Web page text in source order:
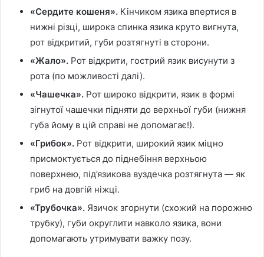
«Сердите кошеня». Кінчиком язика впертися в
нижні різці, широка спинка язика круто вигнута,
рот відкритий, губи розтягнуті в сторони.
«Жало». Рот відкрити, гострий язик висунути з
рота (по можливості далі).
«Чашечка». Рот широко відкрити, язик в формі
зігнутої чашечки підняти до верхньої губи (нижня
губа йому в цій справі не допомагає!).
«Грибок». Рот відкрити, широкий язик міцно
присмоктується до піднебіння верхньою
поверхнею, під’язикова вуздечка розтягнута — як
гриб на довгій ніжці.
«Трубочка». Язичок згорнути (схожий на порожню
трубку), губи округлити навколо язика, вони
допомагають утримувати важку позу.